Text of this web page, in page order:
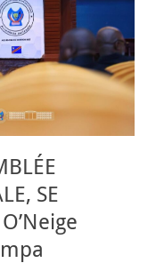
SE